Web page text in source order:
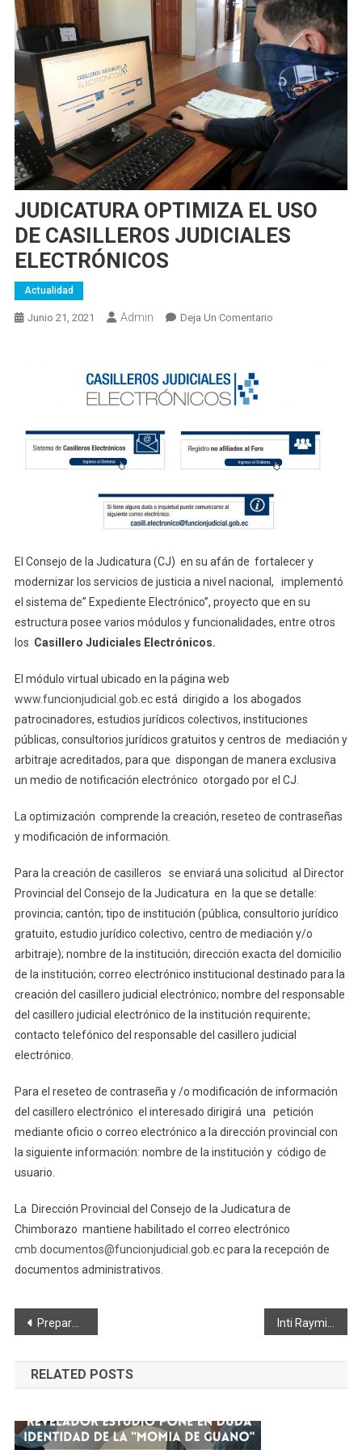
JUDICATURA OPTIMIZA EL USO
DE CASILLEROS JUDICIALES
ELECTRÓNICOS
Actualidad
Junio 21, 2021 Admin Deja Un ComentarioEn
CASILLEROS
JUDICIALES
ELECTRÓNICOS
El Consejo de la Judicatura (CJ) en su afán de fortalecer y
modernizar los servicios de justicia a nivel nacional, implementó
el sistema de” Expediente Electrónico”, proyecto que en su
estructura posee varios módulos y funcionalidades, entre otros
los Casillero Judiciales Electrónicos.
El módulo virtual ubicado en la página web
www.funcionjudicial.gob.ecestá dirigido a los abogados
patrocinadores, estudios jurídicos colectivos, instituciones
públicas, consultorios jurídicos gratuitos y centros de mediación y
arbitraje acreditados, para que dispongan de manera exclusiva
un medio de notificación electrónico otorgado por el CJ.
La optimización comprende la creación, reseteo de contraseñas
y modificación de información.
Para la creación de casilleros se enviará una solicitud al Director
Provincial del Consejo de la Judicatura en la que se detalle:
provincia; cantón; tipo de institución (pública, consultorio jurídico
gratuito, estudio jurídico colectivo, centro de mediación y/o
arbitraje); nombre de la institución; dirección exacta del domicilio
de la institución; correo electrónico institucional destinado para la
creación del casillero judicial electrónico; nombre del responsable
del casillero judicial electrónico de la institución requirente;
contacto telefónico del responsable del casillero judicial
electrónico.
Para el reseteo de contraseña y /o modificación de información
del casillero electrónico el interesado dirigirá una petición
mediante oficio o correo electrónico a la dirección provincial con
la siguiente información: nombre de la institución y código de
usuario.
La Dirección Provincial del Consejo de la Judicatura de
Chimborazo mantiene habilitado el correo electrónico
cmb.documentos@funcionjudicial.gob.ecpara la recepción de
documentos administrativos.
Navegación
de
entradas
Preparan “plan de retorno progresivo y seguro al trabajo” Inti Raymi (Fiesta del Sol) una de las celebraciones más importantes del calendario andino
RELATED POSTS